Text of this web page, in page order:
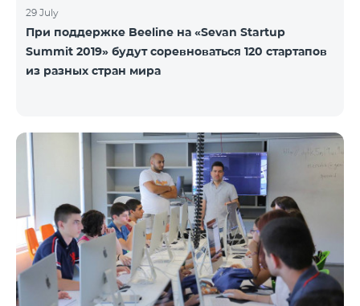
29 July
При поддержке Beeline на «Sevan Startup
Summit 2019» будут соревноваться 120 стартапов
из разных стран мира